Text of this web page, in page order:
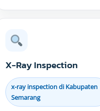
X-Ray Inspection
x-ray inspection di Kabupaten
Semarang